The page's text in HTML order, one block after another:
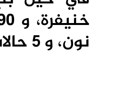
نون، و 5 حالات بكل من جهة الداخلة و العيون الساقية الحمراء.